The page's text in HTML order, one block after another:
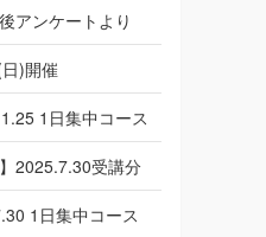
アンケートより
)開催
1日集中コース
2025.7.30受講分
1日集中コース